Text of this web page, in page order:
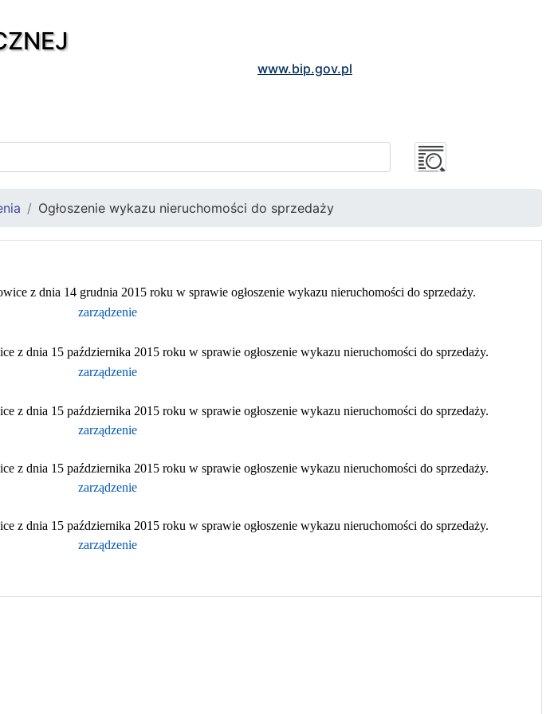
www.bip.gov.pl
Ogłoszenie wykazu nieruchomości do sprzedaży
z dnia 14 grudnia 2015 roku w sprawie ogłoszenie wykazu nieruchomości do sprzedaży.
zarządzenie
z dnia 15 października 2015 roku w sprawie ogłoszenie wykazu nieruchomości do sprzedaży.
zarządzenie
z dnia 15 października 2015 roku w sprawie ogłoszenie wykazu nieruchomości do sprzedaży.
zarządzenie
z dnia 15 października 2015 roku w sprawie ogłoszenie wykazu nieruchomości do sprzedaży.
zarządzenie
z dnia 15 października 2015 roku w sprawie ogłoszenie wykazu nieruchomości do sprzedaży.
zarządzenie